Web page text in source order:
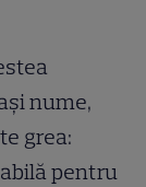
nume,
grea:
pentru